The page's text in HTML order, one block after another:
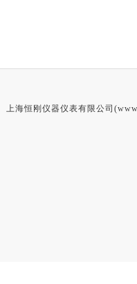
上海恒刚仪器仪表有限公司